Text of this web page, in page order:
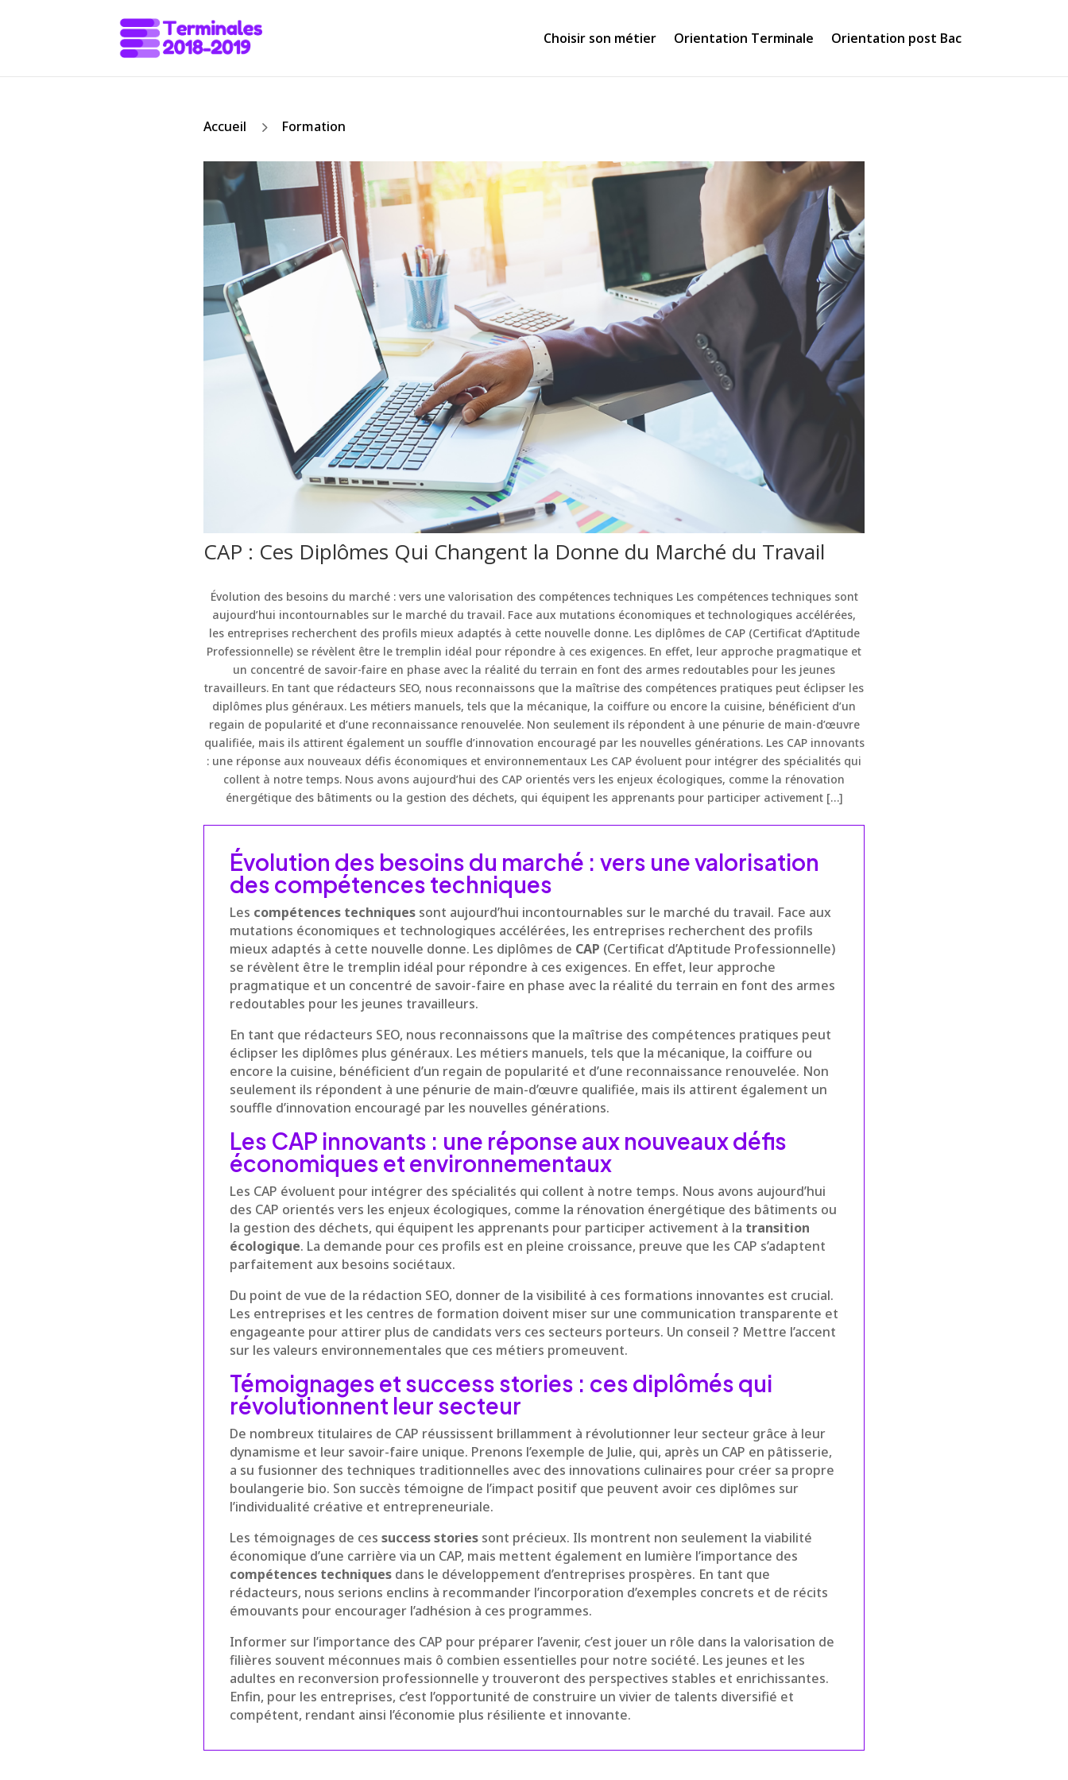
Choisir son métier Orientation Terminale Orientation post Bac
Accueil 5 Formation
CAP : Ces Diplômes Qui Changent la Donne du Marché du Travail
Évolution des besoins du marché : vers une valorisation des compétences techniques Les compétences techniques sont
aujourd’hui incontournables sur le marché du travail. Face aux mutations économiques et technologiques accélérées,
les entreprises recherchent des profils mieux adaptés à cette nouvelle donne. Les diplômes de CAP (Certificat d’Aptitude
Professionnelle) se révèlent être le tremplin idéal pour répondre à ces exigences. En effet, leur approche pragmatique et
un concentré de savoir-faire en phase avec la réalité du terrain en font des armes redoutables pour les jeunes
travailleurs. En tant que rédacteurs SEO, nous reconnaissons que la maîtrise des compétences pratiques peut éclipser les
diplômes plus généraux. Les métiers manuels, tels que la mécanique, la coiffure ou encore la cuisine, bénéficient d’un
regain de popularité et d’une reconnaissance renouvelée. Non seulement ils répondent à une pénurie de main-d’œuvre
qualifiée, mais ils attirent également un souffle d’innovation encouragé par les nouvelles générations. Les CAP innovants
: une réponse aux nouveaux défis économiques et environnementaux Les CAP évoluent pour intégrer des spécialités qui
collent à notre temps. Nous avons aujourd’hui des CAP orientés vers les enjeux écologiques, comme la rénovation
énergétique des bâtiments ou la gestion des déchets, qui équipent les apprenants pour participer activement […]
Évolution des besoins du marché : vers une valorisation
des compétences techniques
Les compétences techniques sont aujourd’hui incontournables sur le marché du travail. Face aux
mutations économiques et technologiques accélérées, les entreprises recherchent des profils
mieux adaptés à cette nouvelle donne. Les diplômes de CAP (Certificat d’Aptitude Professionnelle)
se révèlent être le tremplin idéal pour répondre à ces exigences. En effet, leur approche
pragmatique et un concentré de savoir-faire en phase avec la réalité du terrain en font des armes
redoutables pour les jeunes travailleurs.
En tant que rédacteurs SEO, nous reconnaissons que la maîtrise des compétences pratiques peut
éclipser les diplômes plus généraux. Les métiers manuels, tels que la mécanique, la coiffure ou
encore la cuisine, bénéficient d’un regain de popularité et d’une reconnaissance renouvelée. Non
seulement ils répondent à une pénurie de main-d’œuvre qualifiée, mais ils attirent également un
souffle d’innovation encouragé par les nouvelles générations.
Les CAP innovants : une réponse aux nouveaux défis
économiques et environnementaux
Les CAP évoluent pour intégrer des spécialités qui collent à notre temps. Nous avons aujourd’hui
des CAP orientés vers les enjeux écologiques, comme la rénovation énergétique des bâtiments ou
la gestion des déchets, qui équipent les apprenants pour participer activement à la transition
écologique. La demande pour ces profils est en pleine croissance, preuve que les CAP s’adaptent
parfaitement aux besoins sociétaux.
Du point de vue de la rédaction SEO, donner de la visibilité à ces formations innovantes est crucial.
Les entreprises et les centres de formation doivent miser sur une communication transparente et
engageante pour attirer plus de candidats vers ces secteurs porteurs. Un conseil ? Mettre l’accent
sur les valeurs environnementales que ces métiers promeuvent.
Témoignages et success stories : ces diplômés qui
révolutionnent leur secteur
De nombreux titulaires de CAP réussissent brillamment à révolutionner leur secteur grâce à leur
dynamisme et leur savoir-faire unique. Prenons l’exemple de Julie, qui, après un CAP en pâtisserie,
a su fusionner des techniques traditionnelles avec des innovations culinaires pour créer sa propre
boulangerie bio. Son succès témoigne de l’impact positif que peuvent avoir ces diplômes sur
l’individualité créative et entrepreneuriale.
Les témoignages de ces success stories sont précieux. Ils montrent non seulement la viabilité
économique d’une carrière via un CAP, mais mettent également en lumière l’importance des
compétences techniques dans le développement d’entreprises prospères. En tant que
rédacteurs, nous serions enclins à recommander l’incorporation d’exemples concrets et de récits
émouvants pour encourager l’adhésion à ces programmes.
Informer sur l’importance des CAP pour préparer l’avenir, c’est jouer un rôle dans la valorisation de
filières souvent méconnues mais ô combien essentielles pour notre société. Les jeunes et les
adultes en reconversion professionnelle y trouveront des perspectives stables et enrichissantes.
Enfin, pour les entreprises, c’est l’opportunité de construire un vivier de talents diversifié et
compétent, rendant ainsi l’économie plus résiliente et innovante.